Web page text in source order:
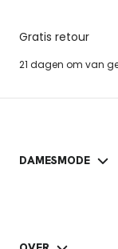
Gratis retour
21 dagen om van
DAMESMODE